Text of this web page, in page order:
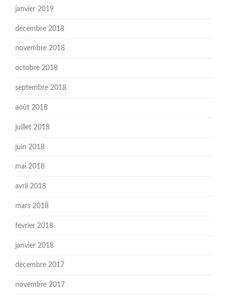
janvier 2019
décembre 2018
novembre 2018
octobre 2018
septembre 2018
août 2018
juillet 2018
juin 2018
mai 2018
avril 2018
mars 2018
février 2018
janvier 2018
décembre 2017
novembre 2017